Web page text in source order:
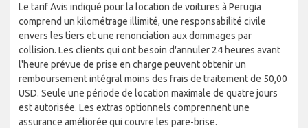
Le tarif Avis indiqué pour la location de voitures à Perugia
comprend un kilométrage illimité, une responsabilité civile
envers les tiers et une renonciation aux dommages par
collision. Les clients qui ont besoin d'annuler 24 heures avant
l'heure prévue de prise en charge peuvent obtenir un
remboursement intégral moins des frais de traitement de 50,00
USD. Seule une période de location maximale de quatre jours
est autorisée. Les extras optionnels comprennent une
assurance améliorée qui couvre les pare-brise.